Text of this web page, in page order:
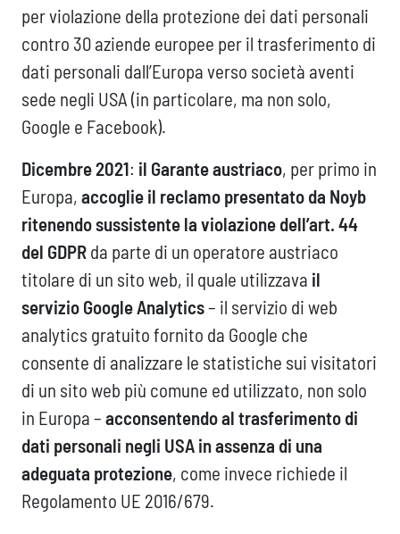
per violazione della protezione dei dati personali
contro 30 aziende europee per il trasferimento di
dati personali dall’Europa verso società aventi
sede negli USA (in particolare, ma non solo,
Google e Facebook).
Dicembre 2021: il Garante austriaco, per primo in
Europa, accoglie il reclamo presentato da Noyb
ritenendo sussistente la violazione dell’art. 44
del GDPR da parte di un operatore austriaco
titolare di un sito web, il quale utilizzava il
servizio Google Analytics– il servizio di web
analytics gratuito fornito da Google che
consente di analizzare le statistiche sui visitatori
di un sito web più comune ed utilizzato, non solo
in Europa – acconsentendo al trasferimento di
dati personali negli USA in assenza di una
adeguata protezione, come invece richiede il
Regolamento UE 2016/679.